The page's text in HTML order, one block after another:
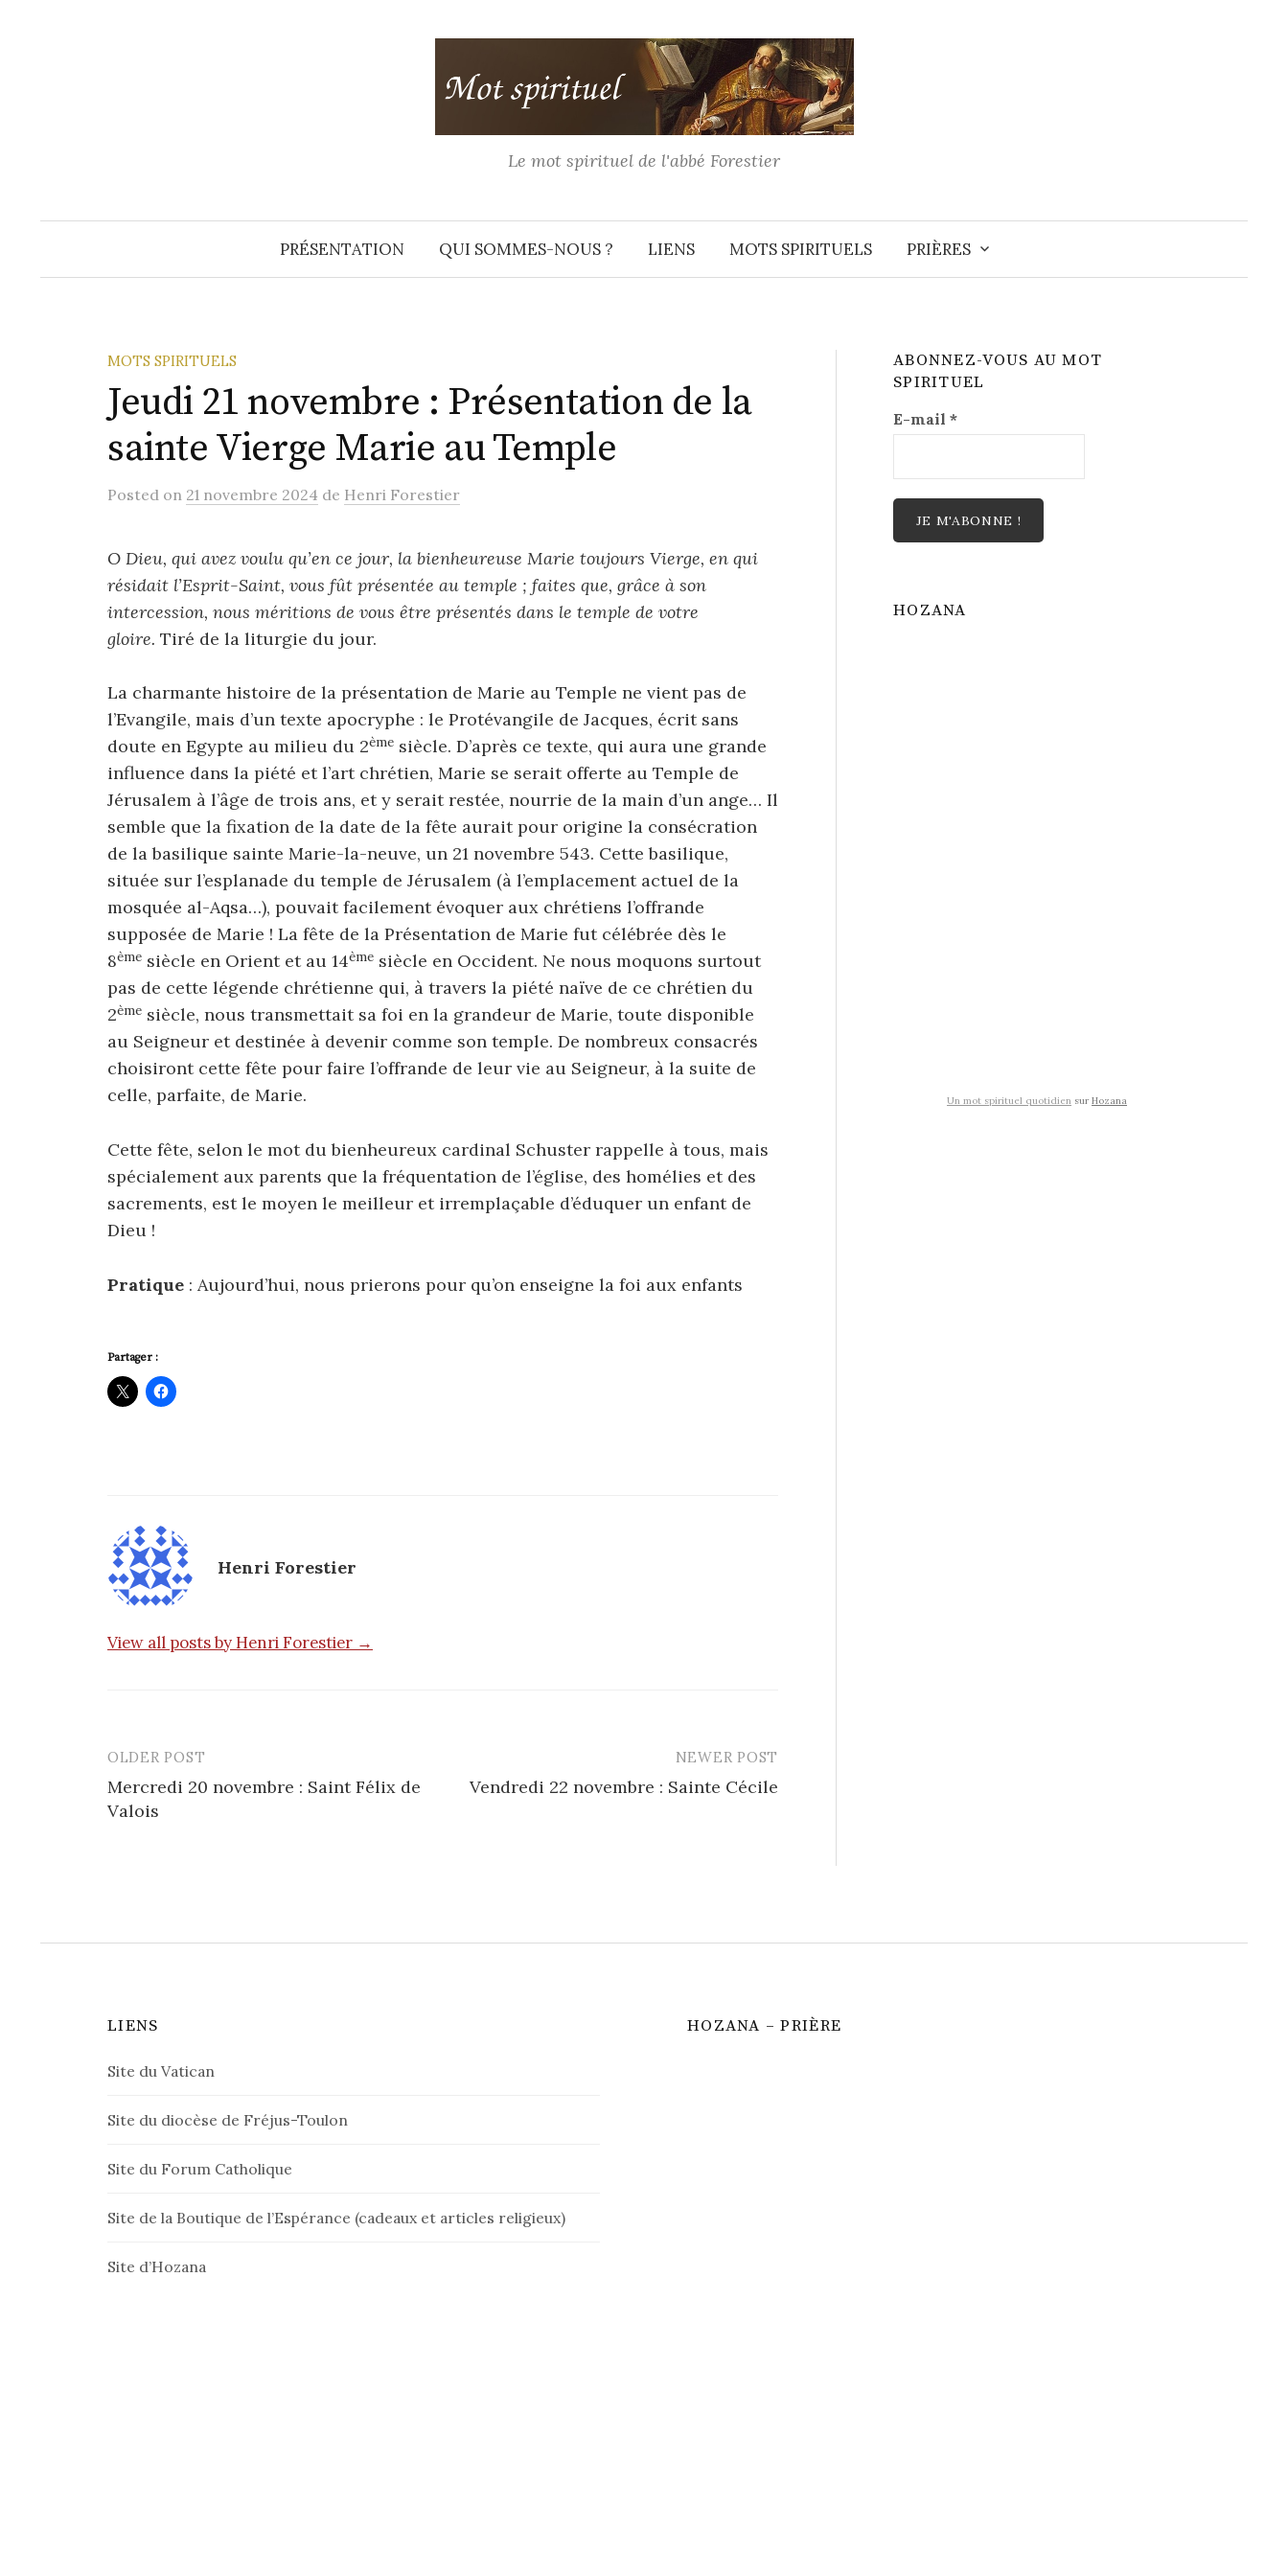
Le mot spirituel de l'abbé Forestier
PRÉSENTATION QUI SOMMES-NOUS ? LIENS MOTS SPIRITUELS PRIÈRES
MOTS SPIRITUELS
Jeudi 21 novembre : Présentation de la
sainte Vierge Marie au Temple
Posted on 21 novembre 2024 de Henri Forestier
O Dieu, qui avez voulu qu’en ce jour, la bienheureuse Marie toujours Vierge, en qui
résidait l’Esprit-Saint, vous fût présentée au temple ; faites que, grâce à son
intercession, nous méritions de vous être présentés dans le temple de votre
gloire. Tiré de la liturgie du jour.
La charmante histoire de la présentation de Marie au Temple ne vient pas de
l’Evangile, mais d’un texte apocryphe : le Protévangile de Jacques, écrit sans
doute en Egypte au milieu du 2ème siècle. D’après ce texte, qui aura une grande
influence dans la piété et l’art chrétien, Marie se serait offerte au Temple de
Jérusalem à l’âge de trois ans, et y serait restée, nourrie de la main d’un ange… Il
semble que la fixation de la date de la fête aurait pour origine la consécration
de la basilique sainte Marie-la-neuve, un 21 novembre 543. Cette basilique,
située sur l’esplanade du temple de Jérusalem (à l’emplacement actuel de la
mosquée al-Aqsa…), pouvait facilement évoquer aux chrétiens l’offrande
supposée de Marie ! La fête de la Présentation de Marie fut célébrée dès le
8ème siècle en Orient et au 14ème siècle en Occident. Ne nous moquons surtout
pas de cette légende chrétienne qui, à travers la piété naïve de ce chrétien du
2ème siècle, nous transmettait sa foi en la grandeur de Marie, toute disponible
au Seigneur et destinée à devenir comme son temple. De nombreux consacrés
choisiront cette fête pour faire l’offrande de leur vie au Seigneur, à la suite de
celle, parfaite, de Marie.
Cette fête, selon le mot du bienheureux cardinal Schuster rappelle à tous, mais
spécialement aux parents que la fréquentation de l’église, des homélies et des
sacrements, est le moyen le meilleur et irremplaçable d’éduquer un enfant de
Dieu !
Pratique : Aujourd’hui, nous prierons pour qu’on enseigne la foi aux enfants
Partager :
Henri Forestier
View all posts by Henri Forestier →
Post
navigation
OLDER POST
Mercredi 20 novembre : Saint Félix de
Valois
NEWER POST
Vendredi 22 novembre : Sainte Cécile
ABONNEZ-VOUS AU MOT
SPIRITUEL
E-mail*
HOZANA
Un mot spirituel quotidien surHozana
LIENS
Site du Vatican
Site du diocèse de Fréjus-Toulon
Site du Forum Catholique
Site de la Boutique de l’Espérance (cadeaux et articles religieux)
Site d’Hozana
HOZANA – PRIÈRE